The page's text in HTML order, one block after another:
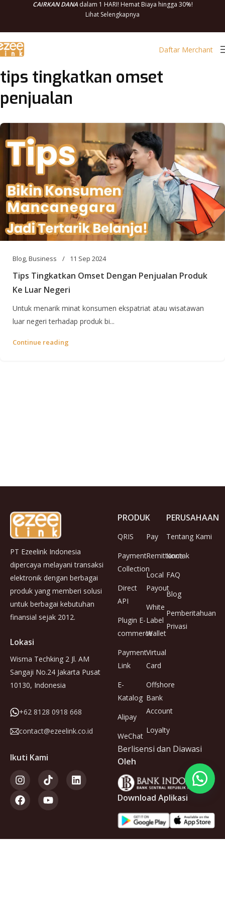
CAIRKAN DANAdalam 1 HARI! Hemat Biaya hingga 30%!
Lihat Selengkapnya
Daftar Merchant
tips tingkatkan omset
penjualan
Blog,Business 11 Sep 2024
Tips Tingkatkan Omset Dengan Penjualan Produk
Ke Luar Negeri
Untuk menarik minat konsumen ekspatriat atau wisatawan
luar negeri terhadap produk bi...
Continue reading
PT Ezeelink Indonesia
dipercaya melayani transaksi
elektronik dengan berbagai
produk yang memberi solusi
untuk berbagai kebutuhan
finansial sejak 2012.
Lokasi
Wisma Techking 2 Jl. AM
Sangaji No.24 Jakarta Pusat
10130, Indonesia
+62 8128 0918 668
contact@ezeelink.co.id
Ikuti Kami
PRODUK
QRIS
Payment
Collection
Direct
API
Plugin E-
commerce
Payment
Link
E-
Katalog
Alipay
WeChat
Pay
Remittance
Local
Payout
White
Label
Wallet
Virtual
Card
Offshore
Bank
Account
Loyalty
PERUSAHAAN
Tentang Kami
Kontak
FAQ
Blog
Pemberitahuan
Privasi
Berlisensi dan Diawasi
Oleh
Download Aplikasi